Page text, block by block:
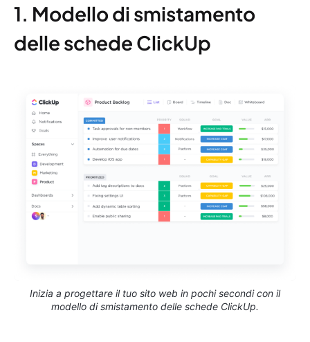
1. Modello di smistamento
delle schede ClickUp
Inizia a progettare il tuo sito web in pochi secondi con il
modello di smistamento delle schede ClickUp.